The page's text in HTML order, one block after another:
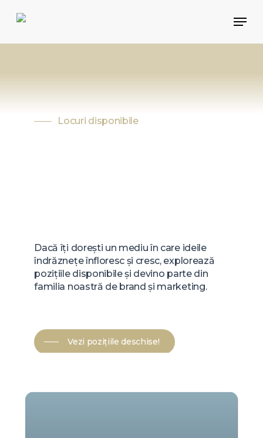
content
Locuri disponibile
Dacă îți dorești un mediu în care ideile
îndrăznețe înfloresc și cresc, explorează
pozițiile disponibile și devino parte din
familia noastră de brand și marketing.
Vezi pozițiile deschise!